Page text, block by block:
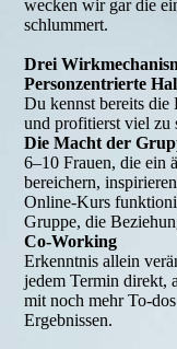
wecken wir gar die
schlummert.
Drei
Personzentrierte
Du kennst bereits
und profitierst viel zu
Die Macht der
6–10 Frauen, die ein
bereichern,
Online-Kurs
Gruppe, die
Co-Working
Erkenntnis allein
jedem Termin direkt,
mit noch mehr To-
Ergebnissen.